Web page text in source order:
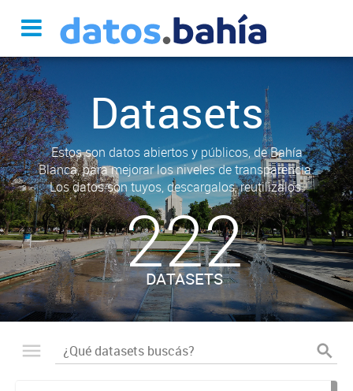
Datasets
Estos son datos abiertos y públicos, de Bahía
Blanca, para mejorar los niveles de transparencia.
Los datos son tuyos, descargalos, reutilizalos.
222
DATASETS